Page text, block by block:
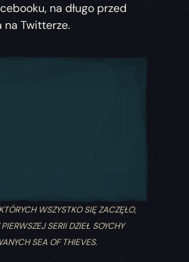
na długo przed
na Twitterze.
WSZYSTKO SIĘ ZACZĘŁO,
SERII DZIEŁ SOYCHY
SEA OF THIEVES.